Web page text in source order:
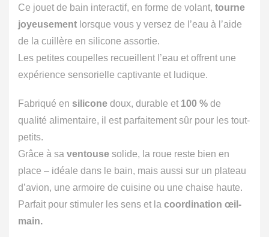
Ce jouet de bain interactif, en forme de volant, tourne
joyeusement lorsque vous y versez de l’eau à l’aide
de la cuillère en silicone assortie.
Les petites coupelles recueillent l’eau et offrent une
expérience sensorielle captivante et ludique.
Fabriqué en silicone doux, durable et 100 % de
qualité alimentaire, il est parfaitement sûr pour les tout-
petits.
Grâce à sa ventouse solide, la roue reste bien en
place – idéale dans le bain, mais aussi sur un plateau
d’avion, une armoire de cuisine ou une chaise haute.
Parfait pour stimuler les sens et la coordination œil-
main.